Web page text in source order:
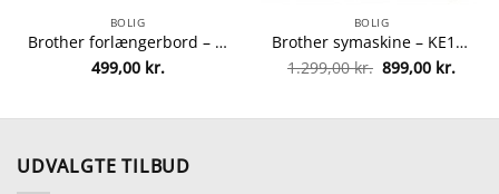
BOLIG
Brother forlængerbord – WT13 fra brother 4977766758888
499,00 kr.
BOLIG
Brother symaskine – KE14S fra brother 4977766775854
1.299,00kr. Den
oprindelige
1.299,00 kr..
899,00 kr.Den
kr..
UDVALGTE TILBUD